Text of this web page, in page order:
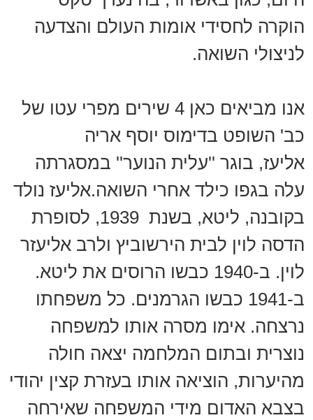
הוקרה לחסידי אומות העולם והצדעה
לניצולי השואה.
אנו מביאים כאן 4 שירים מפרי עטו של
כב' השופט בדימוס יוסף אריה
אליעז, בוגר ''עלית הנוער'' במסגרתה
עלה בגפו כילד אחרי השואה.אליעז נולד
בקובנה, ליטא, בשנת 1939, לסופרת
הדסה לוין לבית הירשוביץ ולרב אליעזר
לוין. ב-1940 כבשו הרוסים את ליטא.
ב-1941 כבשו הגרמנים. כל משפחתו
נרצחה. אימו מסרה אותו למשפחה
נוצרית ובתום המלחמה יצאה חולה
מהיערות, הוציאה אותו בעזרת קצין יהודי
בצבא האדום מידי המשפחה שאירחה